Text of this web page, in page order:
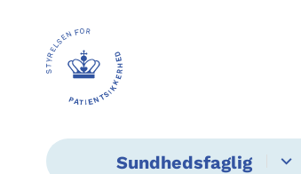
Sundhedsfaglig